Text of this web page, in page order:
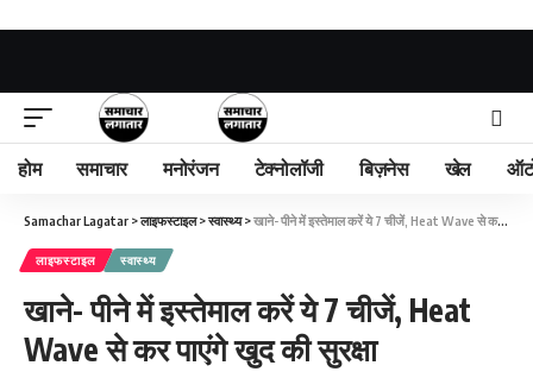
होम समाचार मनोरंजन टेक्नोलॉजी बिज़नेस खेल
Samachar Lagatar >लाइफस्टाइल>स्वास्थ्य>खाने- पीने में इस्तेमाल करें ये 7 चीजें, Heat Wave से कर पाएंगे खुद की सुरक्षा
लाइफस्टाइल स्वास्थ्य
खाने- पीने में इस्तेमाल करें ये 7 चीजें, Heat
Wave से कर पाएंगे खुद की सुरक्षा